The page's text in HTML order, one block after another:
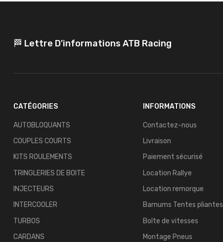
🏁 Lettre D'informations ATB Racing
CATÉGORIES
AUTOBLOQUANTS
COUPLES COURTS
KITS ROULEMENTS
TRINGLERIES DE BOITE
INJECTEURS
INTERCOOLER
TURBOS
CARDANS
INFORMATIONS
Contactez-nous
Livraison
Paiement sécurisé
Location Rallye
Location remorque
Barnums Tentes pliantes
Boîte de vitesses
Montage Pneus